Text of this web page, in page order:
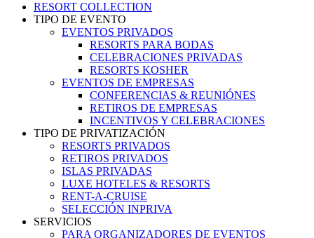
RESORT COLLECTION
TIPO DE EVENTO
EVENTOS PRIVADOS
RESORTS PARA BODAS
CELEBRACIONES PRIVADAS
RESORTS KOSHER
EVENTOS DE EMPRESAS
CONFERENCIAS & REUNIÓNES
RETIROS DE EMPRESAS
INCENTIVOS Y CELEBRACIONES
TIPO DE PRIVATIZACIÓN
RESORTS PRIVADOS
RETIROS PRIVADOS
ISLAS PRIVADAS
LUXE HOTELES & RESORTS
RENT-A-CRUISE
SELECCIÓN INPRIVA
SERVICIOS
PARA ORGANIZADORES DE EVENTOS